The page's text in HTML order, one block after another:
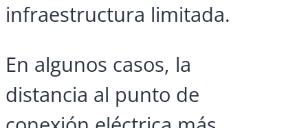
infraestructura limitada.
En algunos casos, la
distancia al punto de